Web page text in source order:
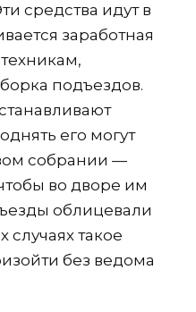
средства идут в
заработная
подъездов.
его могут
собрании —
во дворе им
облицевали
такое
без ведома